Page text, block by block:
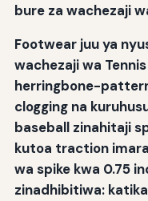
bure za wachezaji
Footwear juu ya
wachezaji wa
herringbone-
clogging na
baseball zinahitaji
kutoa traction
wa spike kwa 0.75
zinadhibitiwa: